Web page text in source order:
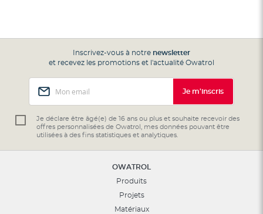
Inscrivez-vous à notre newsletter
et recevez les promotions et l'actualité Owatrol
notre
lettre
d’information
Je m'inscris
Je déclare être âgé(e) de 16 ans ou plus et souhaite recevoir des
offres personnalisées de Owatrol, mes données pouvant être
utilisées à des fins statistiques et analytiques.
OWATROL
Produits
Projets
Matériaux